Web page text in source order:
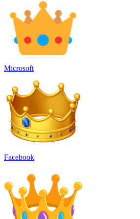
Microsoft
Facebook